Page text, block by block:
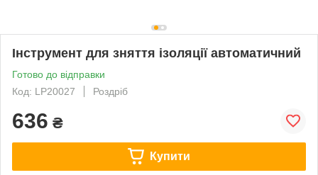
Інструмент для зняття ізоляції автоматичний
Готово до відправки
Код: LP20027
Роздріб
636 ₴
Купити